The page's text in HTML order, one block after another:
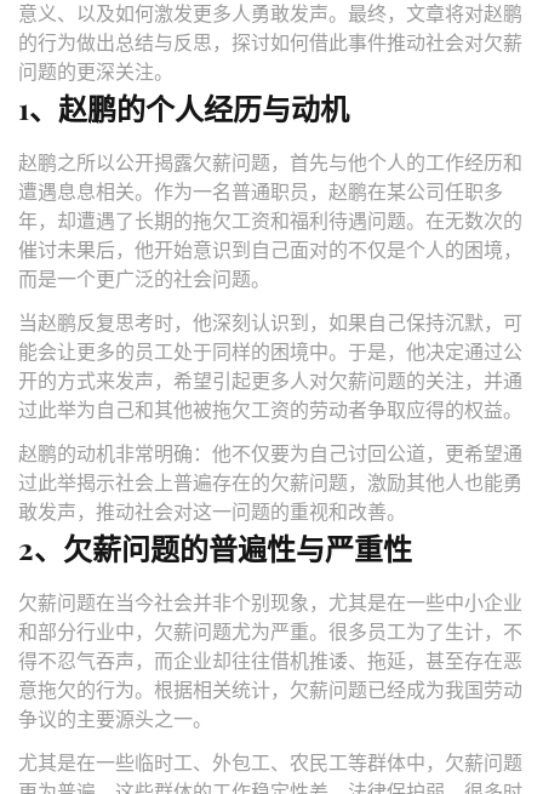
意义、以及如何激发更多人勇敢发声。最终，文章将对赵鹏
的行为做出总结与反思，探讨如何借此事件推动社会对欠薪
问题的更深关注。
1、赵鹏的个人经历与动机
赵鹏之所以公开揭露欠薪问题，首先与他个人的工作经历和
遭遇息息相关。作为一名普通职员，赵鹏在某公司任职多
年，却遭遇了长期的拖欠工资和福利待遇问题。在无数次的
催讨未果后，他开始意识到自己面对的不仅是个人的困境，
而是一个更广泛的社会问题。
当赵鹏反复思考时，他深刻认识到，如果自己保持沉默，可
能会让更多的员工处于同样的困境中。于是，他决定通过公
开的方式来发声，希望引起更多人对欠薪问题的关注，并通
过此举为自己和其他被拖欠工资的劳动者争取应得的权益。
赵鹏的动机非常明确：他不仅要为自己讨回公道，更希望通
过此举揭示社会上普遍存在的欠薪问题，激励其他人也能勇
敢发声，推动社会对这一问题的重视和改善。
2、欠薪问题的普遍性与严重性
欠薪问题在当今社会并非个别现象，尤其是在一些中小企业
和部分行业中，欠薪问题尤为严重。很多员工为了生计，不
得不忍气吞声，而企业却往往借机推诿、拖延，甚至存在恶
意拖欠的行为。根据相关统计，欠薪问题已经成为我国劳动
争议的主要源头之一。
尤其是在一些临时工、外包工、农民工等群体中，欠薪问题